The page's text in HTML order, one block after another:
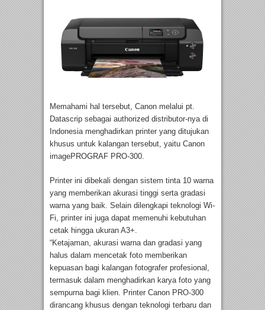
Memahami hal tersebut, Canon melalui pt.
Datascrip sebagai authorized distributor-nya di
Indonesia menghadirkan printer yang ditujukan
khusus untuk kalangan tersebut, yaitu Canon
imagePROGRAF PRO-300.
Printer ini dibekali dengan sistem tinta 10 warna
yang memberikan akurasi tinggi serta gradasi
warna yang baik. Selain dilengkapi teknologi Wi-
Fi, printer ini juga dapat memenuhi kebutuhan
cetak hingga ukuran A3+.
“Ketajaman, akurasi warna dan gradasi yang
halus dalam mencetak foto memberikan
kepuasan bagi kalangan fotografer profesional,
termasuk dalam menghadirkan karya foto yang
sempurna bagi klien. Printer Canon PRO-300
dirancang khusus dengan teknologi terbaru dan